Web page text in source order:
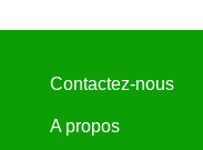
Contactez-nous
A propos